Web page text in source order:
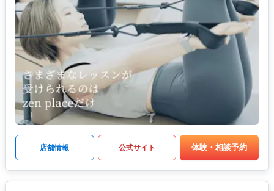
店舗情報 公式サイト 体験・相談予約